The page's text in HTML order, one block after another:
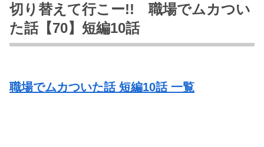
切り替えて行こー!! 職場でムカつい
た話【70】短編10話
職場でムカついた話 短編10話 一覧